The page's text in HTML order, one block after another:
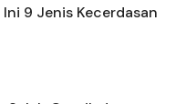
Ini 9 Jenis Kecerdasan